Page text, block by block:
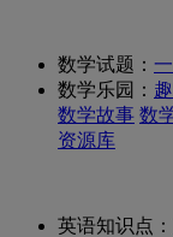
数学试题：
数学乐园：
数学故事 数
资源库
英语知识点：